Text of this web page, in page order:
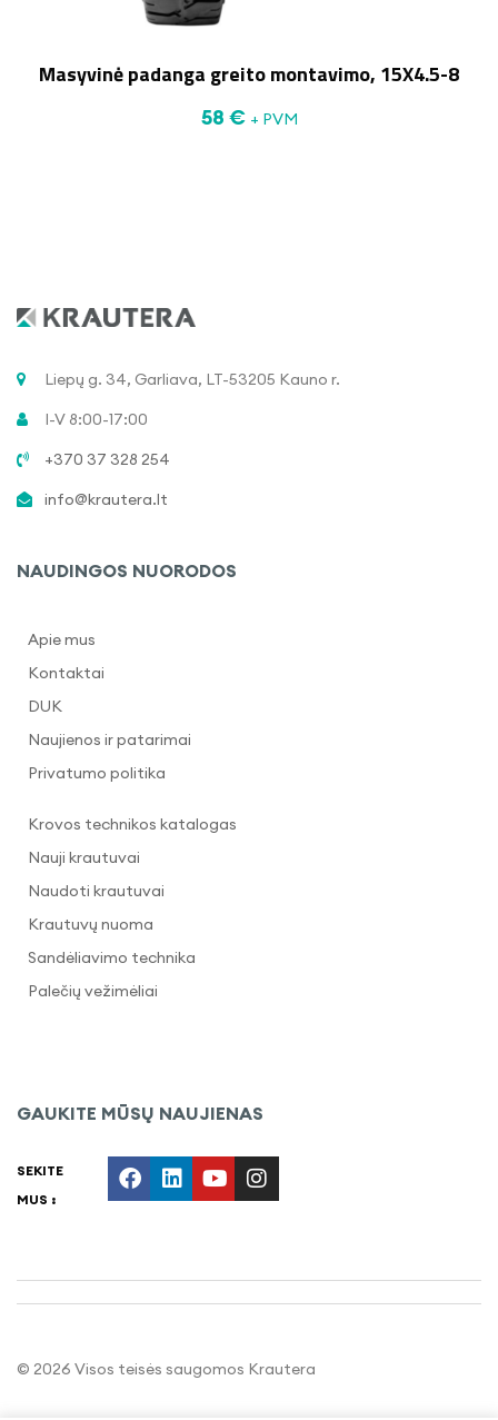
Masyvinė padanga greito montavimo, 15X4.5-8
58 € + PVM
Liepų g. 34, Garliava, LT-53205 Kauno r.
I-V 8:00-17:00
+370 37 328 254
info@krautera.lt
NAUDINGOS NUORODOS
Apie mus
Kontaktai
DUK
Naujienos ir patarimai
Privatumo politika
Krovos technikos katalogas
Nauji krautuvai
Naudoti krautuvai
Krautuvų nuoma
Sandėliavimo technika
Palečių vežimėliai
GAUKITE MŪSŲ NAUJIENAS
SEKITE
MUS :
© 2026 Visos teisės saugomos Krautera